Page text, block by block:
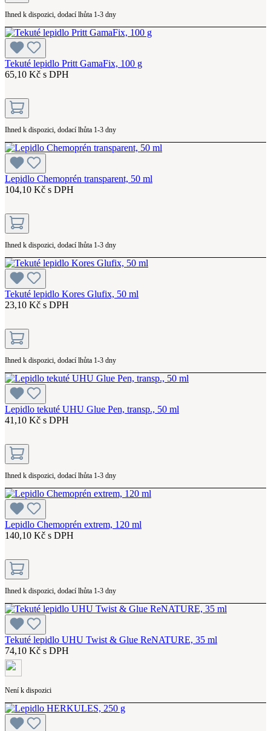
Ihned k dispozici, dodací lhůta 1-3 dny
Tekuté lepidlo Pritt GamaFix, 100 g
65,10 Kč s DPH
Ihned k dispozici, dodací lhůta 1-3 dny
Lepidlo Chemoprén transparent, 50 ml
104,10 Kč s DPH
Ihned k dispozici, dodací lhůta 1-3 dny
Tekuté lepidlo Kores Glufix, 50 ml
23,10 Kč s DPH
Ihned k dispozici, dodací lhůta 1-3 dny
Lepidlo tekuté UHU Glue Pen, transp., 50 ml
41,10 Kč s DPH
Ihned k dispozici, dodací lhůta 1-3 dny
Lepidlo Chemoprén extrem, 120 ml
140,10 Kč s DPH
Ihned k dispozici, dodací lhůta 1-3 dny
Tekuté lepidlo UHU Twist & Glue ReNATURE, 35 ml
74,10 Kč s DPH
Není k dispozici